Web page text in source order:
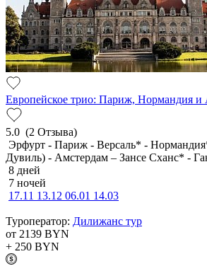
Европейское трио: Париж, Нормандия и
5.0 (2 Отзыва)
Эрфурт - Париж - Версаль* -
Дувиль) - Амстердам – Зансе Сханс* -
8 дней
7 ночей
17.11 13.12 06.01 14.03
Туроператор: Дилижанс тур
от 2139 BYN
+ 250 BYN